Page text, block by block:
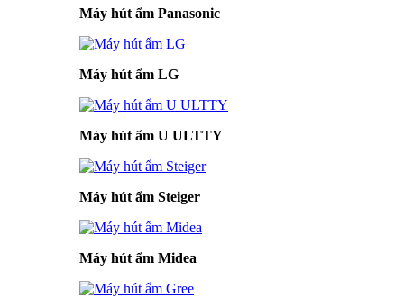
Máy hút ẩm Panasonic
Máy hút ẩm LG
Máy hút ẩm U ULTTY
Máy hút ẩm Steiger
Máy hút ẩm Midea